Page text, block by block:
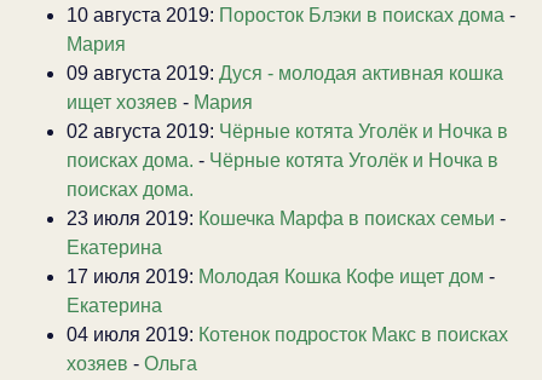
10 августа 2019: Поросток Блэки в поисках дома -
Мария
09 августа 2019: Дуся - молодая активная кошка
ищет хозяев - Мария
02 августа 2019: Чёрные котята Уголёк и Ночка в
поисках дома. - Чёрные котята Уголёк и Ночка в
поисках дома.
23 июля 2019: Кошечка Марфа в поисках семьи -
Екатерина
17 июля 2019: Молодая Кошка Кофе ищет дом -
Екатерина
04 июля 2019: Котенок подросток Макс в поисках
хозяев - Ольга